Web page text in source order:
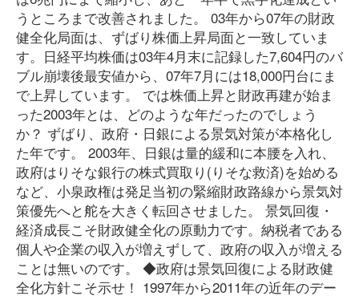
うところまで改善されました。 03年から07年の財政
健全化局面は、ずばり株価上昇局面と一致していま
す。日経平均株価は03年4月末に記録した7,604円のバ
ブル崩壊後最安値から、07年7月には18,000円台にま
で上昇しています。 では株価上昇と財政再建が始ま
った2003年とは、どのような年だったのでしょう
か？ ずばり、政府・日銀による景気対策が本格化し
た年です。 2003年、日銀は量的緩和に本腰を入れ、
政府はりそな銀行の株式買取り(りそな救済)を始める
など、小泉政権は発足当初の緊縮財政路線から景気対
策優先へと舵を大きく転回させました。 景気回復・
経済成長こそ財政健全化の原動力です。納税者である
個人や企業の収入が増えずして、政府の収入が増える
ことは無いのです。 ◆政府は景気回復による財政健
全化方針こそ示せ！ 1997年から2011年の近年のデー